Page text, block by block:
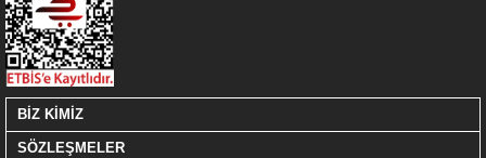
BİZ KİMİZ
SÖZLEŞMELER